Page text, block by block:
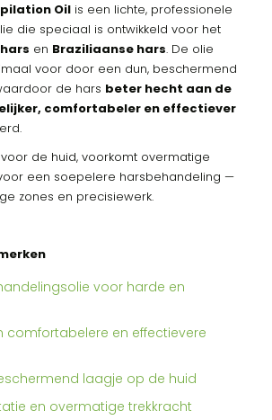
Oil is een lichte, professionele
die speciaal is ontwikkeld voor het
en Braziliaanse hars. De olie
voor door een dun, beschermend
de hars beter hecht aan de
comfortabeler en effectiever
de huid, voorkomt overmatige
een soepelere harsbehandeling —
zones en precisiewerk.
voor harde en
comfortabelere en effectievere
laagje op de huid
en overmatige trekkracht